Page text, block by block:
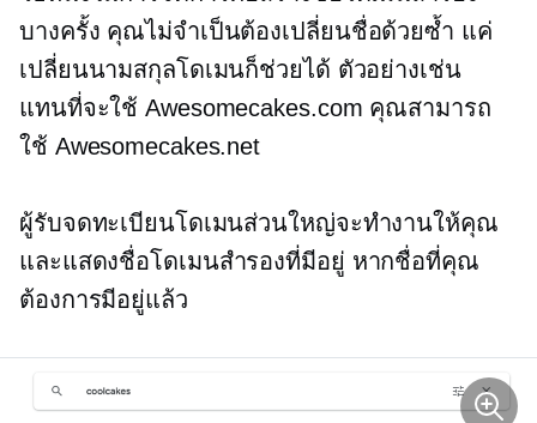
บางครั้ง คุณไม่จำเป็นต้องเปลี่ยนชื่อด้วยซ้ำ แค่
เปลี่ยนนามสกุลโดเมนก็ช่วยได้ ตัวอย่างเช่น
แทนที่จะใช้ Awesomecakes.com คุณสามารถ
ใช้ Awesomecakes.net
ผู้รับจดทะเบียนโดเมนส่วนใหญ่จะทำงานให้คุณ
และแสดงชื่อโดเมนสำรองที่มีอยู่ หากชื่อที่คุณ
ต้องการมีอยู่แล้ว